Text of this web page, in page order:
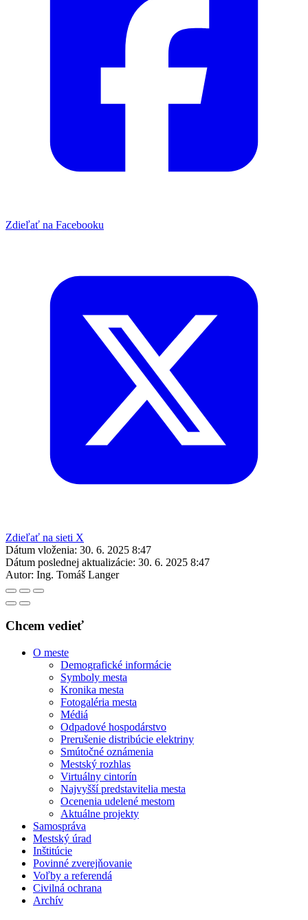
Zdieľať na Facebooku
Zdieľať na sieti X
Dátum vloženia: 30. 6. 2025 8:47
Dátum poslednej aktualizácie: 30. 6. 2025 8:47
Autor: Ing. Tomáš Langer
Chcem vedieť
O meste
Demografické informácie
Symboly mesta
Kronika mesta
Fotogaléria mesta
Médiá
Odpadové hospodárstvo
Prerušenie distribúcie elektriny
Smútočné oznámenia
Mestský rozhlas
Virtuálny cintorín
Najvyšší predstavitelia mesta
Ocenenia udelené mestom
Aktuálne projekty
Samospráva
Mestský úrad
Inštitúcie
Povinné zverejňovanie
Voľby a referendá
Civilná ochrana
Archív